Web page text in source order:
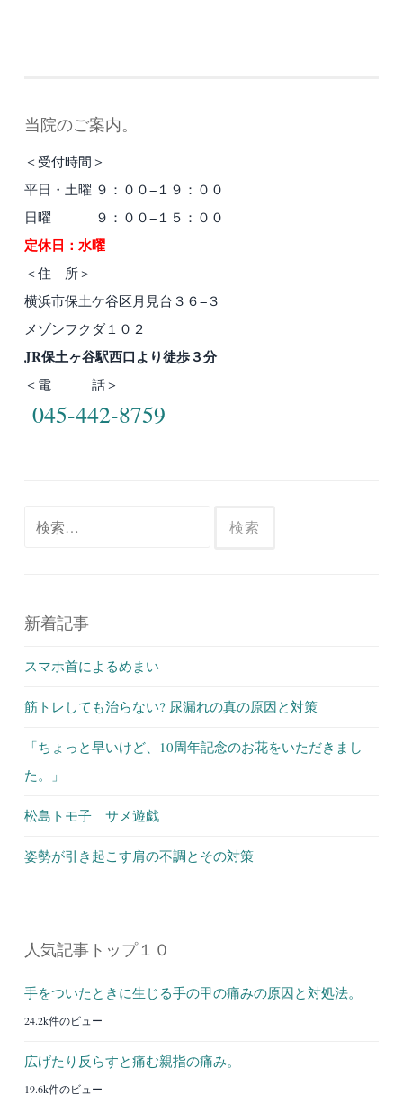
当院のご案内。
＜受付時間＞
平日・土曜 ９：００−１９：００
日曜 ９：００−１５：００
定休日：水曜
＜住 所＞
横浜市保土ケ谷区月見台３６−３
メゾンフクダ１０２
JR保土ヶ谷駅西口より徒歩３分
＜電 話＞
045-442-8759
新着記事
スマホ首によるめまい
筋トレしても治らない? 尿漏れの真の原因と対策
「ちょっと早いけど、10周年記念のお花をいただきまし
た。」
松島トモ子 サメ遊戯
姿勢が引き起こす肩の不調とその対策
人気記事トップ１０
手をついたときに生じる手の甲の痛みの原因と対処法。
24.2k件のビュー
広げたり反らすと痛む親指の痛み。
19.6k件のビュー